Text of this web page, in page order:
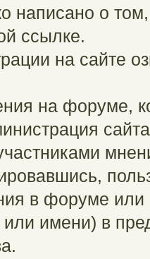
написано о
ссылке.
на сайте
на форуме,
в форуме или
имени) в